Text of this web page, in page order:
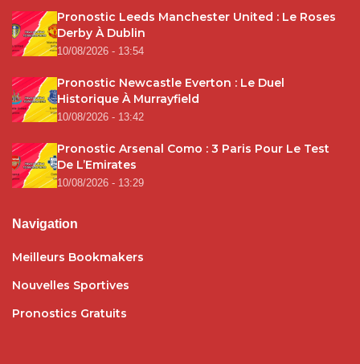
Pronostic Leeds Manchester United : Le Roses
Derby À Dublin
10/08/2026 - 13:54
Pronostic Newcastle Everton : Le Duel
Historique À Murrayfield
10/08/2026 - 13:42
Pronostic Arsenal Como : 3 Paris Pour Le Test
De L’Emirates
10/08/2026 - 13:29
Navigation
Meilleurs Bookmakers
Nouvelles Sportives
Pronostics Gratuits